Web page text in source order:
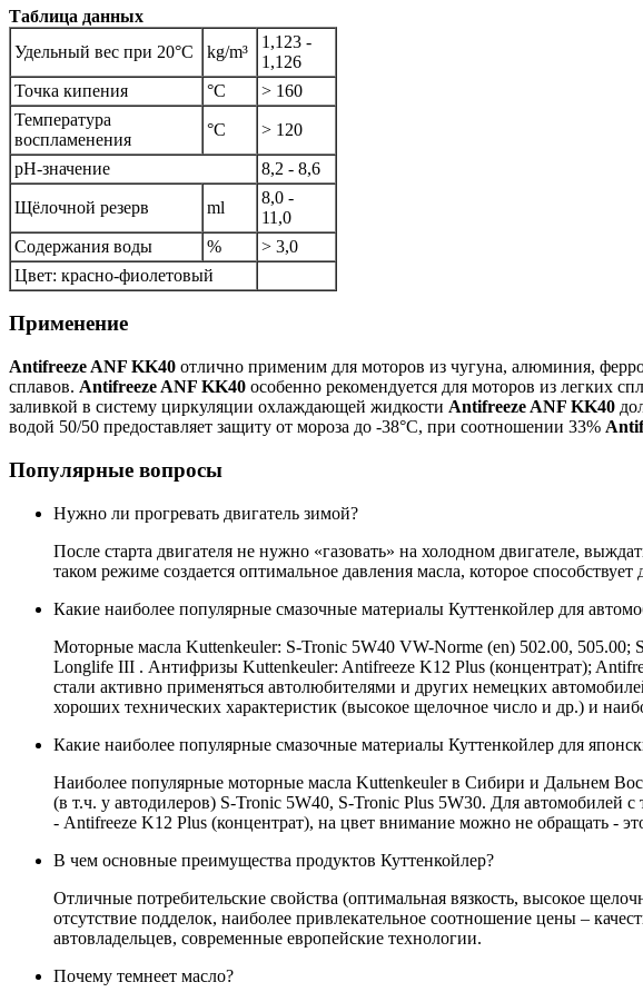
Таблица данных
Удельный вес при 20°C
kg/m³
1,123 -
1,126
Точка кипения
°C
> 160
Температура
воспламенения
°C > 120
pH-значение 8,2 - 8,6
Щёлочной резерв ml
8,0 -
11,0
Содержания воды
%
> 3,0
Цвет: красно-фиолетовый
Применение
Antifreeze ANF KK40 отлично применим для моторов из чугуна, алюминия,
сплавов. Antifreeze ANF KK40 особенно рекомендуется для моторов из легких
заливкой в систему циркуляции охлаждающей жидкости Antifreeze ANF KK40
водой 50/50 предоставляет защиту от мороза до -38°C, при соотношении 33%
Популярные вопросы
Нужно ли прогревать двигатель зимой?
После старта двигателя не нужно «газовать» на холодном двигателе,
таком режиме создается оптимальное давления масла, которое
Какие наиболее популярные смазочные материалы Куттенкойлер для
Моторные масла Kuttenkeuler: S-Tronic 5W40 VW-Norme (en) 502.00,
Longlife III . Антифризы Kuttenkeuler: Antifreeze K12 Plus (концентрат);
стали активно применяться автолюбителями и других немецких
хороших технических характеристик (высокое щелочное число и др.) и
Какие наиболее популярные смазочные материалы Куттенкойлер для
Наиболее популярные моторные масла Kuttenkeuler в Сибири и Дальнем
(в т.ч. у автодилеров) S-Tronic 5W40, S-Tronic Plus 5W30. Для
- Antifreeze K12 Plus (концентрат), на цвет внимание можно не обращать -
В чем основные преимущества продуктов Куттенкойлер?
Отличные потребительские свойства (оптимальная вязкость, высокое
отсутствие подделок, наиболее привлекательное соотношение цены –
автовладельцев, современные европейские технологии.
Почему темнеет масло?